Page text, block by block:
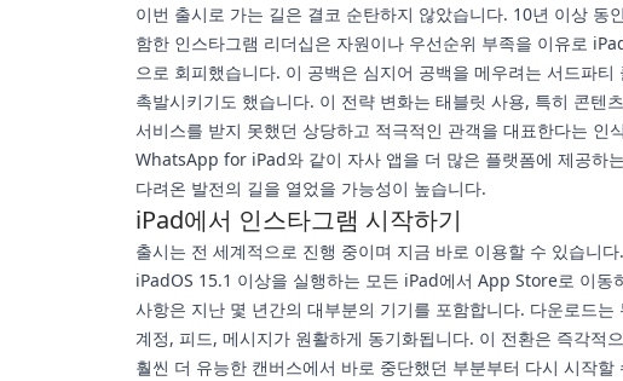
이번 출시로 가는 길은 결코 순탄하지 않았습니다. 10년 이상 동
함한 인스타그램 리더십은 자원이나 우선순위 부족을 이유로
으로 회피했습니다. 이 공백은 심지어 공백을 메우려는 서드파티
촉발시키기도 했습니다. 이 전략 변화는 태블릿 사용, 특히 콘텐
서비스를 받지 못했던 상당하고 적극적인 관객을 대표한다는 인
WhatsApp for iPad와 같이 자사 앱을 더 많은 플랫폼에 제공하
다려온 발전의 길을 열었을 가능성이 높습니다.
iPad에서 인스타그램 시작하기
출시는 전 세계적으로 진행 중이며 지금 바로 이용할 수 있습니
iPadOS 15.1 이상을 실행하는 모든 iPad에서 App Store로 이동
사항은 지난 몇 년간의 대부분의 기기를 포함합니다. 다운로드는
계정, 피드, 메시지가 원활하게 동기화됩니다. 이 전환은 즉각적
훨씬 더 유능한 캔버스에서 바로 중단했던 부분부터 다시 시작할